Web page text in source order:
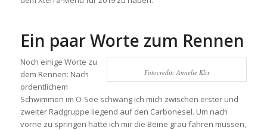
Ein paar Worte zum Rennen
Fotocredit: Annelie Klix
Noch einige Worte zu
dem Rennen: Nach
ordentlichem
Schwimmen im O-See schwang ich mich zwischen erster und
zweiter Radgruppe liegend auf den Carbonesel. Um nach
vorne zu springen hätte ich mir die Beine grau fahren müssen,